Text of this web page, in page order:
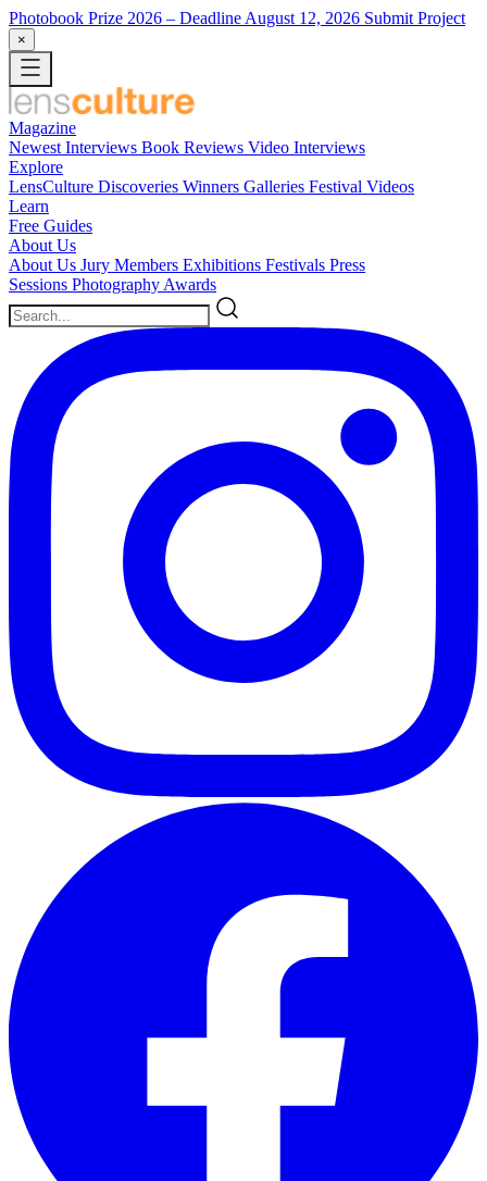
Photobook Prize 2026 – Deadline August 12, 2026 Submit Project
×
Magazine
Newest Interviews Book Reviews Video Interviews
Explore
LensCulture Discoveries Winners Galleries Festival Videos
Learn
Free Guides
About Us
About Us Jury Members Exhibitions Festivals Press
Sessions Photography Awards